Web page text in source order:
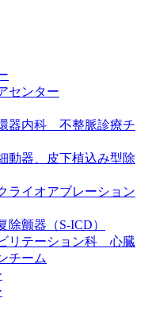
センター
器内科 不整脈診療チ
動器、皮下植込み型除
ライオアブレーション
除颤器（S-ICD）
リテーション科 心臓
チーム